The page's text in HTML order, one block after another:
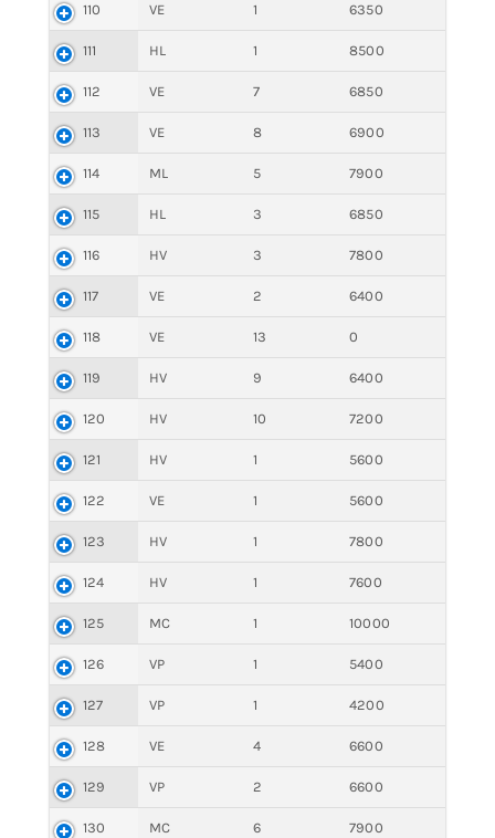
110 VE 1 6350
111 HL 1 8500
112 VE 7 6850
113 VE 8 6900
114 ML 5 7900
115 HL 3 6850
116 HV 3 7800
117 VE 2 6400
118 VE 13 0
119 HV 9 6400
120 HV 10 7200
121 HV 1 5600
122 VE 1 5600
123 HV 1 7800
124 HV 1 7600
125 MC 1 10000
126 VP 1 5400
127 VP 1 4200
128 VE 4 6600
129 VP 2 6600
130 MC 6 7900